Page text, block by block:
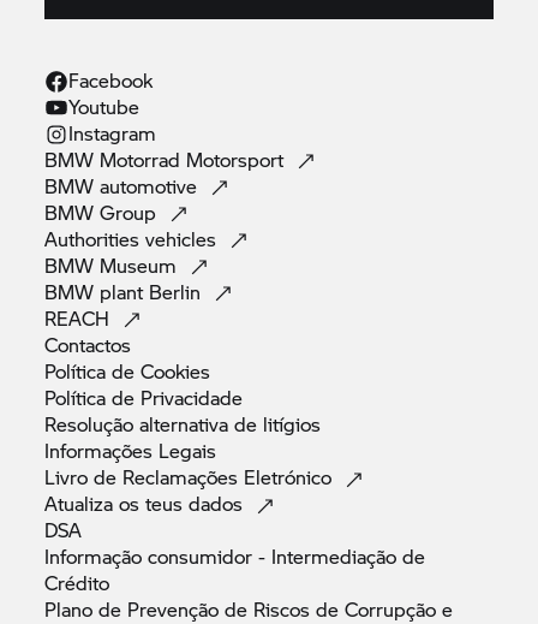
Facebook
Youtube
Instagram
BMW Motorrad Motorsport
BMWautomotive
BMWGroup
Authoritiesvehicles
BMW Museum
BMW plant Berlin
REACH
Contactos
Política deCookies
Política de Privacidade
Resolução alternativa de litígios
Informações Legais
Livro de Reclamações Eletrónico
Atualiza os teusdados
DSA
Informação consumidor - Intermediação de
Crédito
Plano de Prevenção de Riscos de Corrupção e